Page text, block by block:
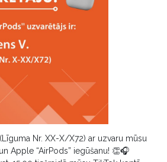
Nr. XX-X/X72) ar uzvaru mūsu
Apple “AirPods” iegūšanu! 👏🎧